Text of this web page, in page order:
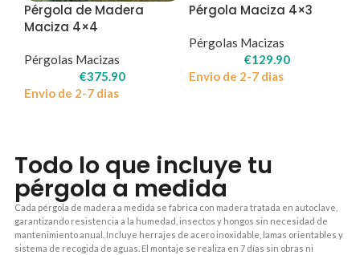
Pérgola de Madera
Maciza 4×4
Pérgolas Macizas
€375.90
Envio de 2-7 dias
Pérgola Maciza 4×3
Pérgolas Macizas
€129.90
Envio de 2-7 dias
Todo lo que incluye tu
pérgola a medida
Cada pérgola de madera a medida se fabrica con madera tratada en autoclave,
garantizando resistencia a la humedad, insectos y hongos sin necesidad de
mantenimiento anual. Incluye herrajes de acero inoxidable, lamas orientables y
sistema de recogida de aguas. El montaje se realiza en 7 días sin obras ni